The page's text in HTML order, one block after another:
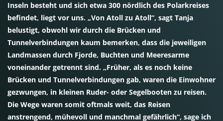
Inseln besteht und sich etwa 300 nördlich des Polarkreises
befindet, liegt vor uns. „Von Atoll zu Atoll“, sagt Tanja
belustigt, obwohl wir durch die Brücken und
Tunnelverbindungen kaum bemerken, dass die jeweiligen
Landmassen durch Fjorde, Buchten und Meeresarme
voneinander getrennt sind. „Früher, als es noch keine
Brücken und Tunnelverbindungen gab, waren die Einwohner
gezwungen, in kleinen Ruder- oder Segelbooten zu reisen.
Die Wege waren somit oftmals weit, das Reisen
anstrengend, mühevoll und manchmal gefährlich“, sage ich